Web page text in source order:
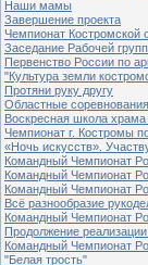
Наши мамы
Завершение проекта
Чемпионат Костромской
Заседание Рабочей
Первенство России по
"Культура земли
Протяни руку другу
Областные
Воскресная школа
Чемпионат г. Костромы
«Ночь искусств».
Командный Чемпионат
Командный Чемпионат
Командный Чемпионат
Всё разнообразие
Командный Чемпионат
Продолжение
Командный Чемпионат
"Белая трость"